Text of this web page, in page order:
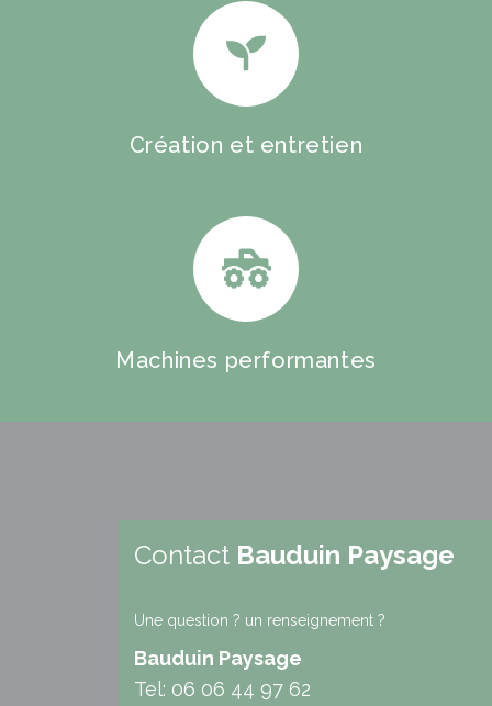
Création et entretien
Machines performantes
Contact Bauduin Paysage
Une question ? un renseignement ?
Bauduin Paysage
Tel: 06 06 44 97 62